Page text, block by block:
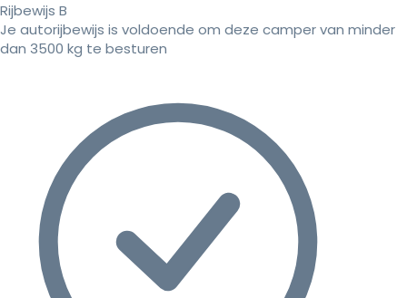
Rijbewijs B
Je autorijbewijs is voldoende om deze camper van minder
dan 3500 kg te besturen